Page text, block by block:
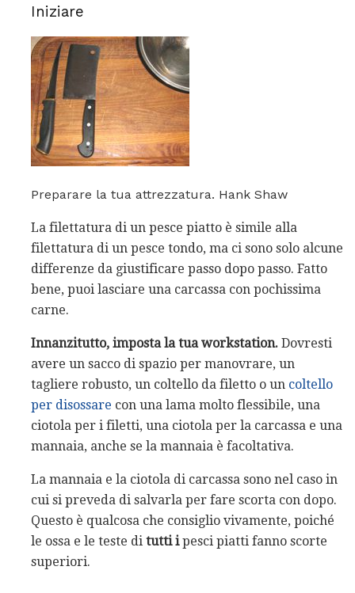
Iniziare
Preparare la tua attrezzatura. Hank Shaw
La filettatura di un pesce piatto è simile alla
filettatura di un pesce tondo, ma ci sono solo alcune
differenze da giustificare passo dopo passo. Fatto
bene, puoi lasciare una carcassa con pochissima
carne.
Innanzitutto, imposta la tua workstation. Dovresti
avere un sacco di spazio per manovrare, un
tagliere robusto, un coltello da filetto o un coltello
per disossare con una lama molto flessibile, una
ciotola per i filetti, una ciotola per la carcassa e una
mannaia, anche se la mannaia è facoltativa.
La mannaia e la ciotola di carcassa sono nel caso in
cui si preveda di salvarla per fare scorta con dopo.
Questo è qualcosa che consiglio vivamente, poiché
le ossa e le teste di tutti ipesci piatti fanno scorte
superiori.